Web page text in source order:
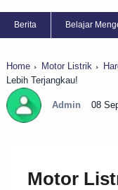
Berita Belajar
Home Motor Listrik
Lebih Terjangkau!
Admin 08
Motor